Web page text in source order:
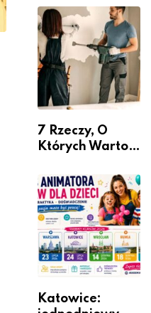
Miastem
Fachowców” –
nabór dla
przedsiębiorców
7 Rzeczy, O
Których Warto
Remontem
Mieszkania
Katowice: